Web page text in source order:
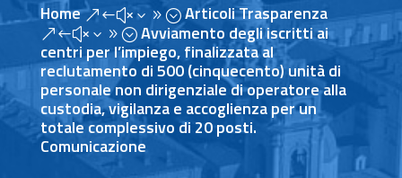
Home &#x39; Articoli Trasparenza
&#x39; Avviamento degli iscritti ai
centri per l’impiego, finalizzata al
reclutamento di 500 (cinquecento) unità di
personale non dirigenziale di operatore alla
custodia, vigilanza e accoglienza per un
totale complessivo di 20 posti.
Comunicazione